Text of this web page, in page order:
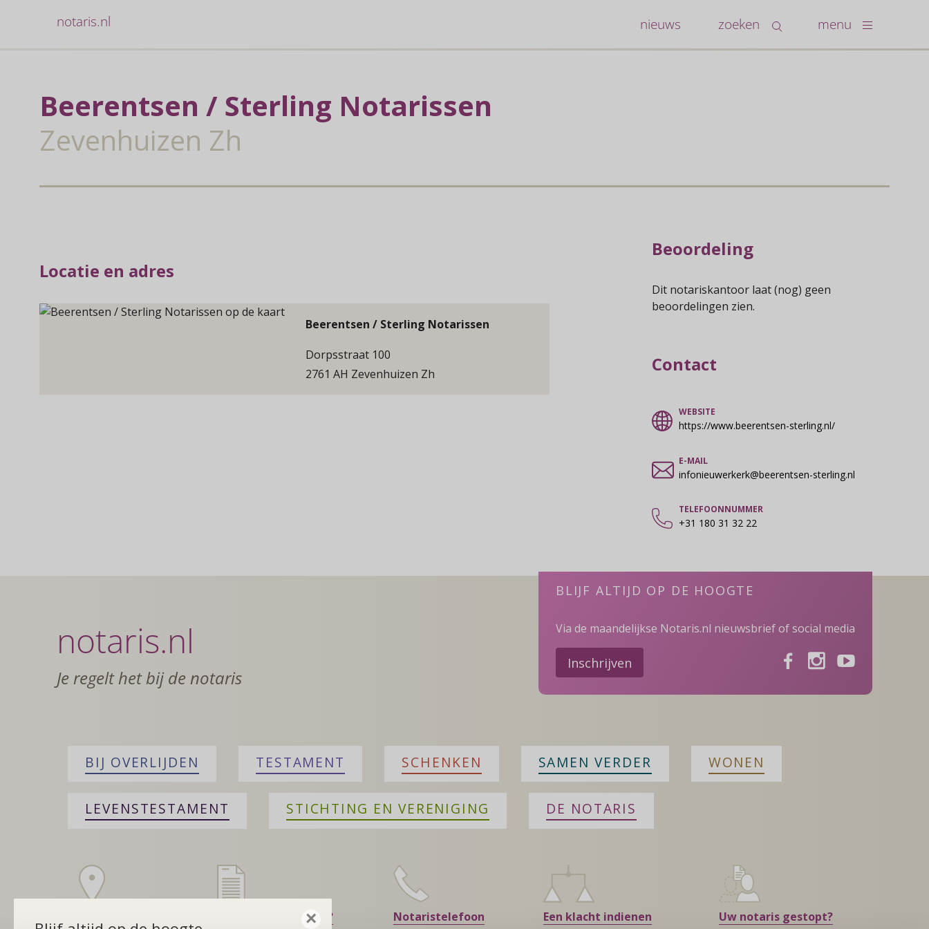
notaris.nl nieuws zoeken menu
Beerentsen / Sterling Notarissen
Zevenhuizen Zh
Locatie en adres
Beerentsen / Sterling Notarissen
Dorpsstraat 100
2761 AH Zevenhuizen Zh
Beoordeling
Dit notariskantoor laat (nog) geen
beoordelingen zien.
Contact
WEBSITE
https://www.beerentsen-sterling.nl/
E-MAIL
infonieuwerkerk@beerentsen-sterling.nl
TELEFOONNUMMER
+31 180 31 32 22
BLIJF ALTIJD OP DE HOOGTE
Via de maandelijkse Notaris.nl nieuwsbrief of social media
Inschrijven FacebookInstagram
Youtube
notaris.nl
Je regelt het bij de notaris
BIJ OVERLIJDEN TESTAMENT SCHENKEN SAMEN VERDER WONEN
LEVENSTESTAMENT STICHTING EN VERENIGING DE NOTARIS
Is er een testament? Notaristelefoon Een klacht indienen Uw notaris gestopt?
×